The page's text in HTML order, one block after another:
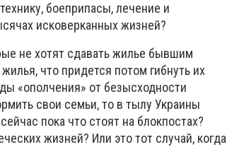
боеприпасы, лечение и
исковерканных жизней?
не хотят сдавать жилье бывшим
что придется потом гибнуть их
«ополчения» от безысходности
свои семьи, то в тылу Украины
пока что стоят на блокпостах?
жизней? Или это тот случай, когда